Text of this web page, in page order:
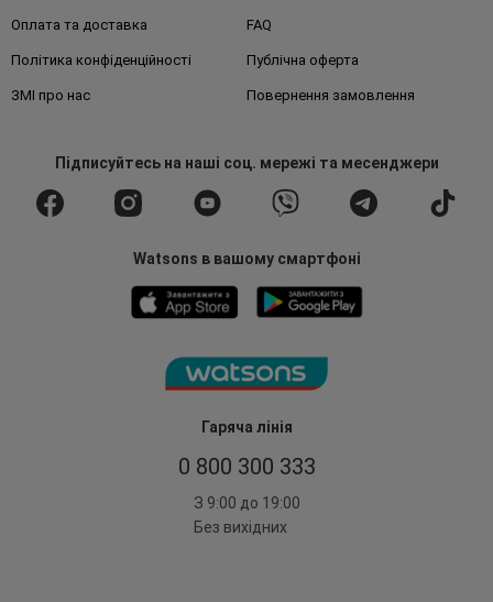
Гаряча лінія
0 800 300 333
З 9:00 до 19:00
Без вихідних
Оплата та доставка FAQ
Політика конфіденційності Публічна оферта
ЗМІ про нас Повернення замовлення
Підписуйтесьна наші соц. мережі та месенджери
Watsons в вашому смартфоні